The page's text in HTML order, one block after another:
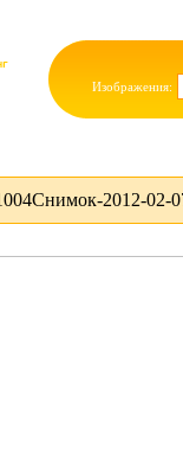
Изображения:
2012-02-